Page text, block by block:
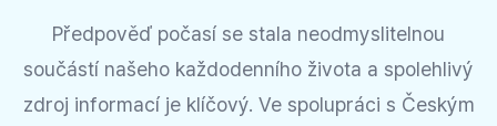
Předpověď počasí se stala neodmyslitelnou
součástí našeho každodenního života a spolehlivý
zdroj informací je klíčový. Ve spolupráci s Českým